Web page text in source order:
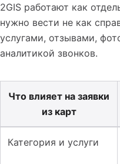
2GIS работают как
нужно вести не как
услугами, отзывами,
аналитикой звонков.
Что влияет на заявки
из карт
Категория и услуги